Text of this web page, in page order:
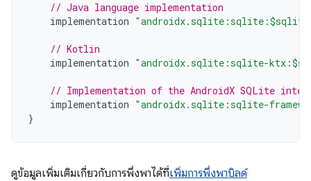
// Java language implementation
implementation
// Kotlin
implementation "androidx.sqlite:sqlite-
// Implementation of the AndroidX SQLite
implementation "androidx.sqlite:sqlite-
}
ดูข้อมูลเพิ่มเติมเกี่ยวกับการพึ่งพาได้ที่เพิ่มการพึ่งพาบิลด์